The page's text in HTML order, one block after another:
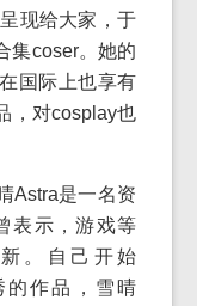
现给大家，于
集coser。她的
国际上也享有
，对cosplay也
Astra是一名资
表示，游戏等
。自己开始
的作品，雪晴